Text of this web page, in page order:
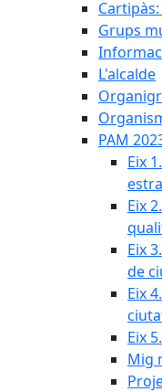
Grups
L'alcalde
PAM
Eix
Eix
Eix
de
Eix
Eix
Mig